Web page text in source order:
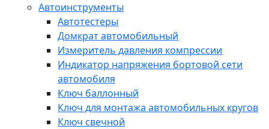
Автоинструменты
Автотестеры
Домкрат автомобильный
Измеритель давления компрессии
Индикатор напряжения бортовой сети
автомобиля
Ключ баллонный
Ключ для монтажа автомобильных кругов
Ключ свечной